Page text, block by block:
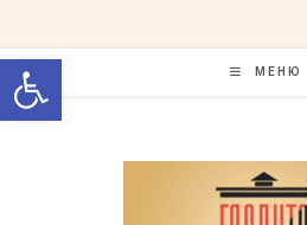
Открыть панель
содержимому
МЕНЮ